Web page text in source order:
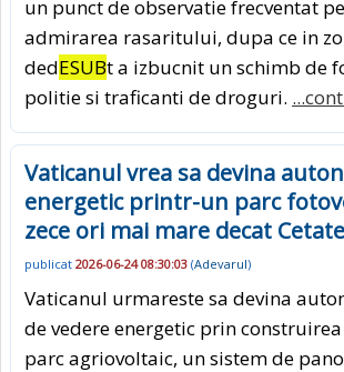
un punct de observatie frecventat
admirarea rasaritului, dupa ce in
dedESUBt a izbucnit un schimb de
politie si traficanti de droguri.
Vaticanul vrea sa devina
energetic printr-un parc
zece ori mai mare decat
publicat 2026-06-24 08:30:03 (Adevarul)
Vaticanul urmareste sa devina
de vedere energetic prin
parc agriovoltaic, un sistem de